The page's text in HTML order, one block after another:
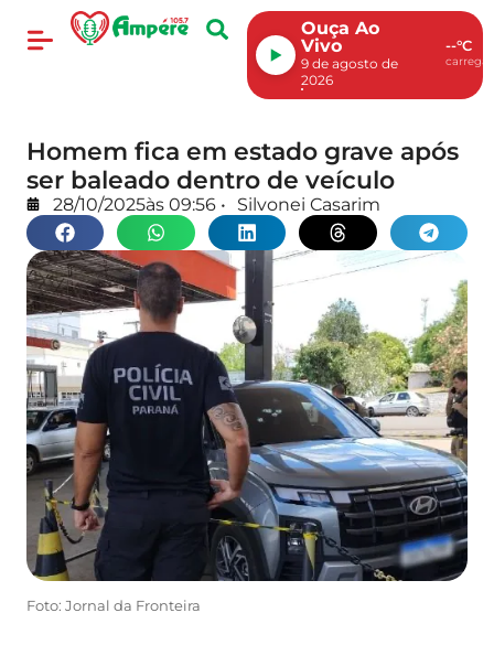
Ouça Ao
Vivo
9 de agosto de
2026
--°C
Homem fica em estado grave após
ser baleado dentro de veículo
28/10/2025às 09:56 • Silvonei Casarim
Foto: Jornal da Fronteira